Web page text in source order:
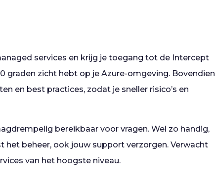
services en krijg je toegang tot de Intercept
graden zicht hebt op je Azure-omgeving. Bovendien
en best practices, zodat je sneller risico’s en
bereikbaar voor vragen. Wel zo handig,
het beheer, ook jouw support verzorgen. Verwacht
van het hoogste niveau.